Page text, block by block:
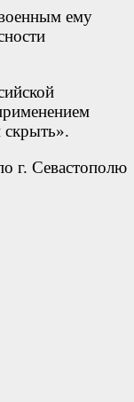
ему
скрыть».
Севастополю